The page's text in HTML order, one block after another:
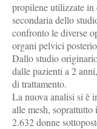
propilene utilizzate in
secondaria dello
confronto le diverse
organi pelvici
Dallo studio
dalle pazienti a 2
di trattamento.
La nuova analisi si è
alle mesh,
2.632 donne